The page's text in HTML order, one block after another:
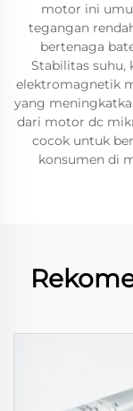
motor ini
tegangan
bertenaga
Stabilitas suhu,
elektromagnetik
yang
dari motor dc
cocok untuk
konsumen di